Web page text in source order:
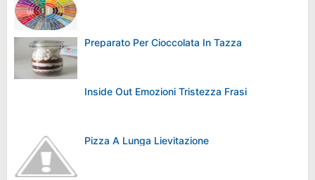
Preparato Per Cioccolata In Tazza
Inside Out Emozioni Tristezza Frasi
Pizza A Lunga Lievitazione